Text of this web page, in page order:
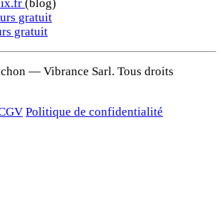
(blog)
gratuit
gratuit
— Vibrance Sarl. Tous droits
Politique de confidentialité